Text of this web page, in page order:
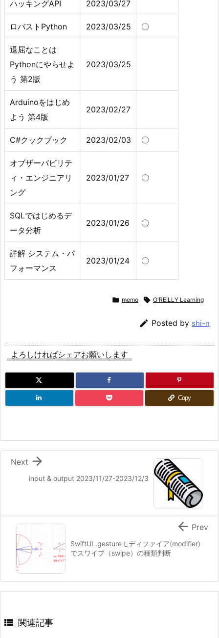
ハッキングAPI 2023/03/27
ロバストPython 2023/03/25 〇
退屈なことは
Pythonにやらせよ
う 第2版
2023/03/25
Arduinoをはじめ
よう 第4版
2023/02/27
C#クックブック 2023/02/03 〇
オブザーバビリテ
ィ・エンジニアリ
ング
2023/01/27 〇
SQLではじめるデ
ータ分析
2023/01/26 〇
詳解 システム・パ
フォーマンス
2023/01/24 〇
 memo  O'REILLY Learning
 Posted by shi-n
よろしければシェアお願いします
Copy
input & output 2023/11/27-2023/12/3

Next
SwiftUI .gestureモディファイア(modifier)
でスワイプ（swipe）の種類判断
 Prev
 関連記事